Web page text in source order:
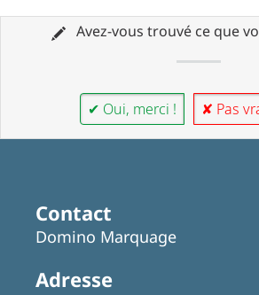
Avez-vous trouvé ce que
✔ Oui, merci ! ✘ Pas
Contact
Domino Marquage
Adresse